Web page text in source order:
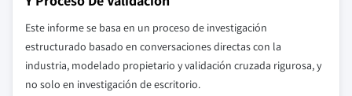
Este informe se basa en un proceso de investigación
estructurado basado en conversaciones directas con la
industria, modelado propietario y validación cruzada rigurosa, y
no solo en investigación de escritorio.